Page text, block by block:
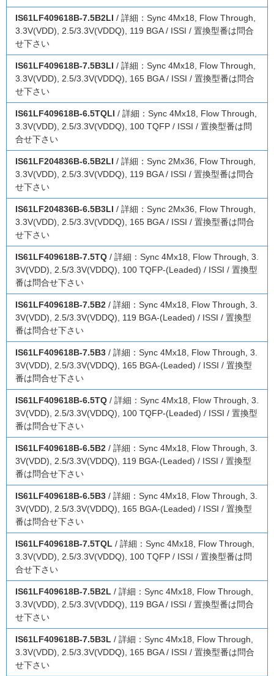
IS61LF409618B-7.5B2LI / 詳細：Sync 4Mx18, Flow Through,
3.3V(VDD), 2.5/3.3V(VDDQ), 119 BGA / ISSI / 置換型番は問合
せ下さい
IS61LF409618B-7.5B3LI / 詳細：Sync 4Mx18, Flow Through,
3.3V(VDD), 2.5/3.3V(VDDQ), 165 BGA / ISSI / 置換型番は問合
せ下さい
IS61LF409618B-6.5TQLI / 詳細：Sync 4Mx18, Flow Through,
3.3V(VDD), 2.5/3.3V(VDDQ), 100 TQFP / ISSI / 置換型番は問
合せ下さい
IS61LF204836B-6.5B2LI / 詳細：Sync 2Mx36, Flow Through,
3.3V(VDD), 2.5/3.3V(VDDQ), 119 BGA / ISSI / 置換型番は問合
せ下さい
IS61LF204836B-6.5B3LI / 詳細：Sync 2Mx36, Flow Through,
3.3V(VDD), 2.5/3.3V(VDDQ), 165 BGA / ISSI / 置換型番は問合
せ下さい
IS61LF409618B-7.5TQ / 詳細：Sync 4Mx18, Flow Through, 3.
3V(VDD), 2.5/3.3V(VDDQ), 100 TQFP-(Leaded) / ISSI / 置換型
番は問合せ下さい
IS61LF409618B-7.5B2 / 詳細：Sync 4Mx18, Flow Through, 3.
3V(VDD), 2.5/3.3V(VDDQ), 119 BGA-(Leaded) / ISSI / 置換型
番は問合せ下さい
IS61LF409618B-7.5B3 / 詳細：Sync 4Mx18, Flow Through, 3.
3V(VDD), 2.5/3.3V(VDDQ), 165 BGA-(Leaded) / ISSI / 置換型
番は問合せ下さい
IS61LF409618B-6.5TQ / 詳細：Sync 4Mx18, Flow Through, 3.
3V(VDD), 2.5/3.3V(VDDQ), 100 TQFP-(Leaded) / ISSI / 置換型
番は問合せ下さい
IS61LF409618B-6.5B2 / 詳細：Sync 4Mx18, Flow Through, 3.
3V(VDD), 2.5/3.3V(VDDQ), 119 BGA-(Leaded) / ISSI / 置換型
番は問合せ下さい
IS61LF409618B-6.5B3 / 詳細：Sync 4Mx18, Flow Through, 3.
3V(VDD), 2.5/3.3V(VDDQ), 165 BGA-(Leaded) / ISSI / 置換型
番は問合せ下さい
IS61LF409618B-7.5TQL / 詳細：Sync 4Mx18, Flow Through,
3.3V(VDD), 2.5/3.3V(VDDQ), 100 TQFP / ISSI / 置換型番は問
合せ下さい
IS61LF409618B-7.5B2L / 詳細：Sync 4Mx18, Flow Through,
3.3V(VDD), 2.5/3.3V(VDDQ), 119 BGA / ISSI / 置換型番は問合
せ下さい
IS61LF409618B-7.5B3L / 詳細：Sync 4Mx18, Flow Through,
3.3V(VDD), 2.5/3.3V(VDDQ), 165 BGA / ISSI / 置換型番は問合
せ下さい